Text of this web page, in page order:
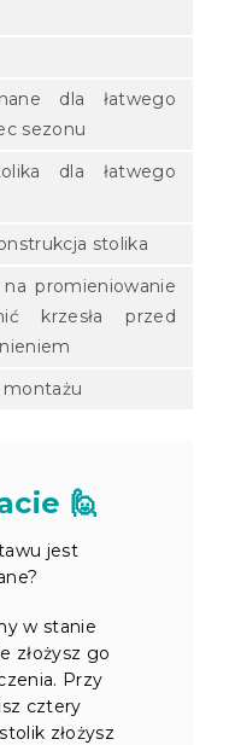
dla łatwego
sezonu
dla łatwego
stolika
promieniowanie
krzesła przed
🙋
jest
w stanie
złożysz go
Przy
cztery
złożysz